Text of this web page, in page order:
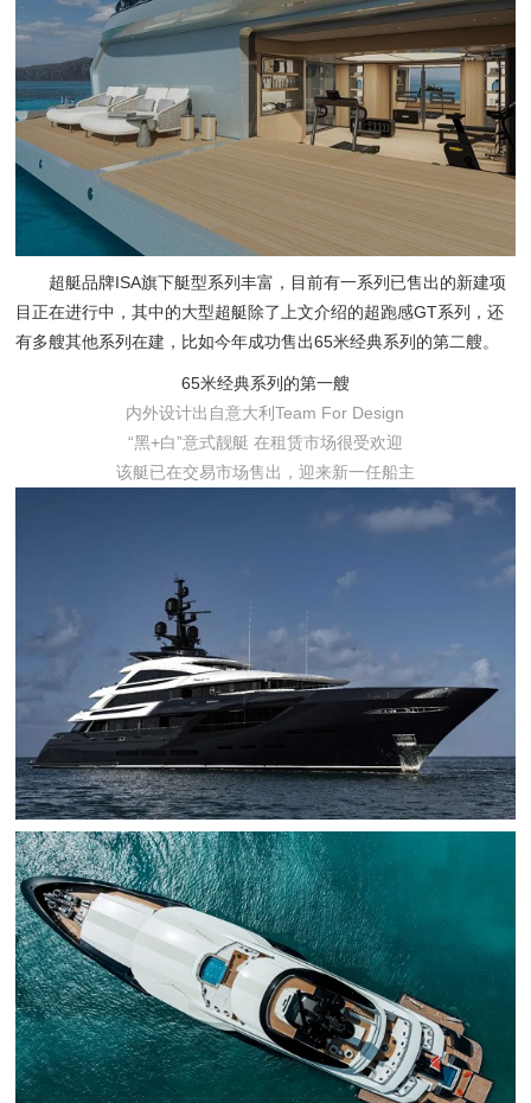
超艇品牌ISA旗下艇型系列丰富，目前有一系列已售出的新建项
目正在进行中，其中的大型超艇除了上文介绍的超跑感GT系列，还
有多艘其他系列在建，比如今年成功售出65米经典系列的第二艘。
65米经典系列的第一艘
内外设计出自意大利Team For Design
“黑+白”意式靓艇 在租赁市场很受欢迎
该艇已在交易市场售出，迎来新一任船主